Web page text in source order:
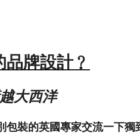
牌設計﹖
大西洋
包裝的英國專家交流一下獨